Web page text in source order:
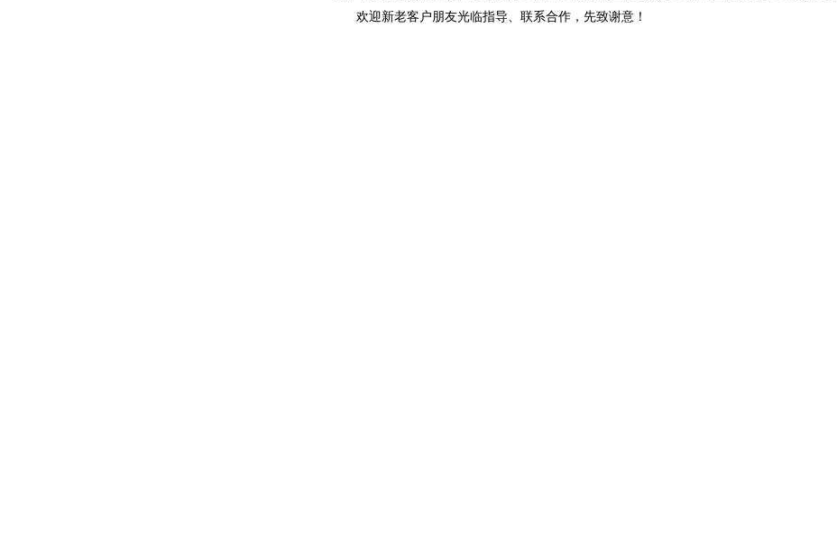
欢迎新老客户朋友光临指导、联系合作，先致谢意！